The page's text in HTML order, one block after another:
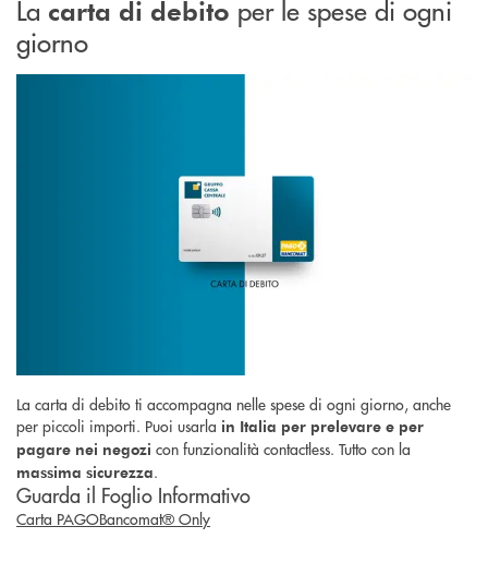
La carta di debito per le spese di ogni
giorno
La carta di debito ti accompagna nelle spese di ogni giorno, anche
per piccoli importi. Puoi usarla in Italia per prelevare e per
pagare nei negozi con funzionalità contactless. Tutto con la
massima sicurezza.
Guarda il Foglio Informativo
Carta PAGOBancomat® Only